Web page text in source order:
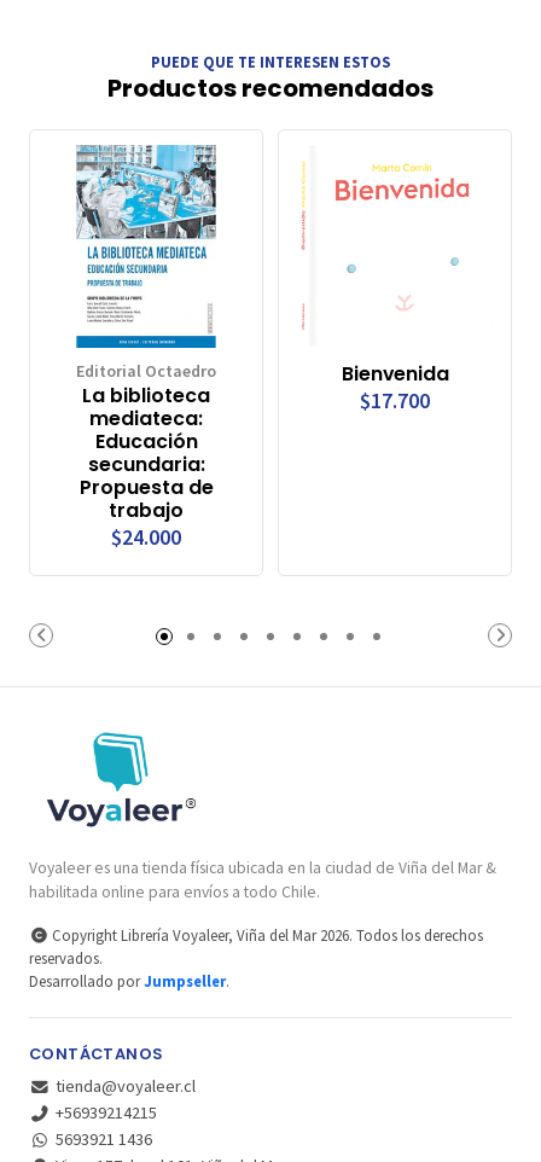
PUEDE QUE TE INTERESEN ESTOS
Productos recomendados
Editorial Octaedro
La biblioteca
mediateca:
Educación
secundaria:
Propuesta de
trabajo
$24.000
Bienvenida
$17.700
Voyaleer es una tienda física ubicada en la ciudad de Viña del Mar &
habilitada online para envíos a todo Chile.
Copyright Librería Voyaleer, Viña del Mar 2026. Todos los derechos
reservados.
Desarrollado porJumpseller.
CONTÁCTANOS
tienda@voyaleer.cl
+56939214215
5693921 1436